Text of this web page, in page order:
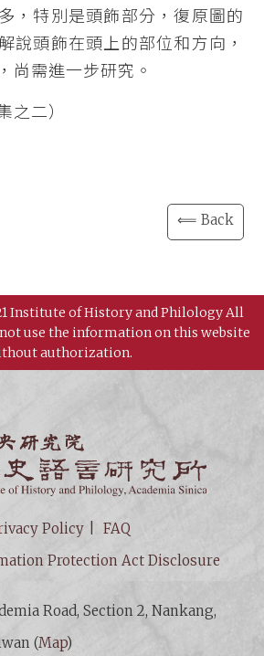
，特別是頭飾部分，復原圖的
說頭飾在頭上的部位和方向，
尚需進一步研究。
之二）
⟸ Back
Institute of History and Philology All
use the information on this website
authorization.
Policy
FAQ
Protection Act Disclosure
Road, Section 2, Nankang,
(Map)